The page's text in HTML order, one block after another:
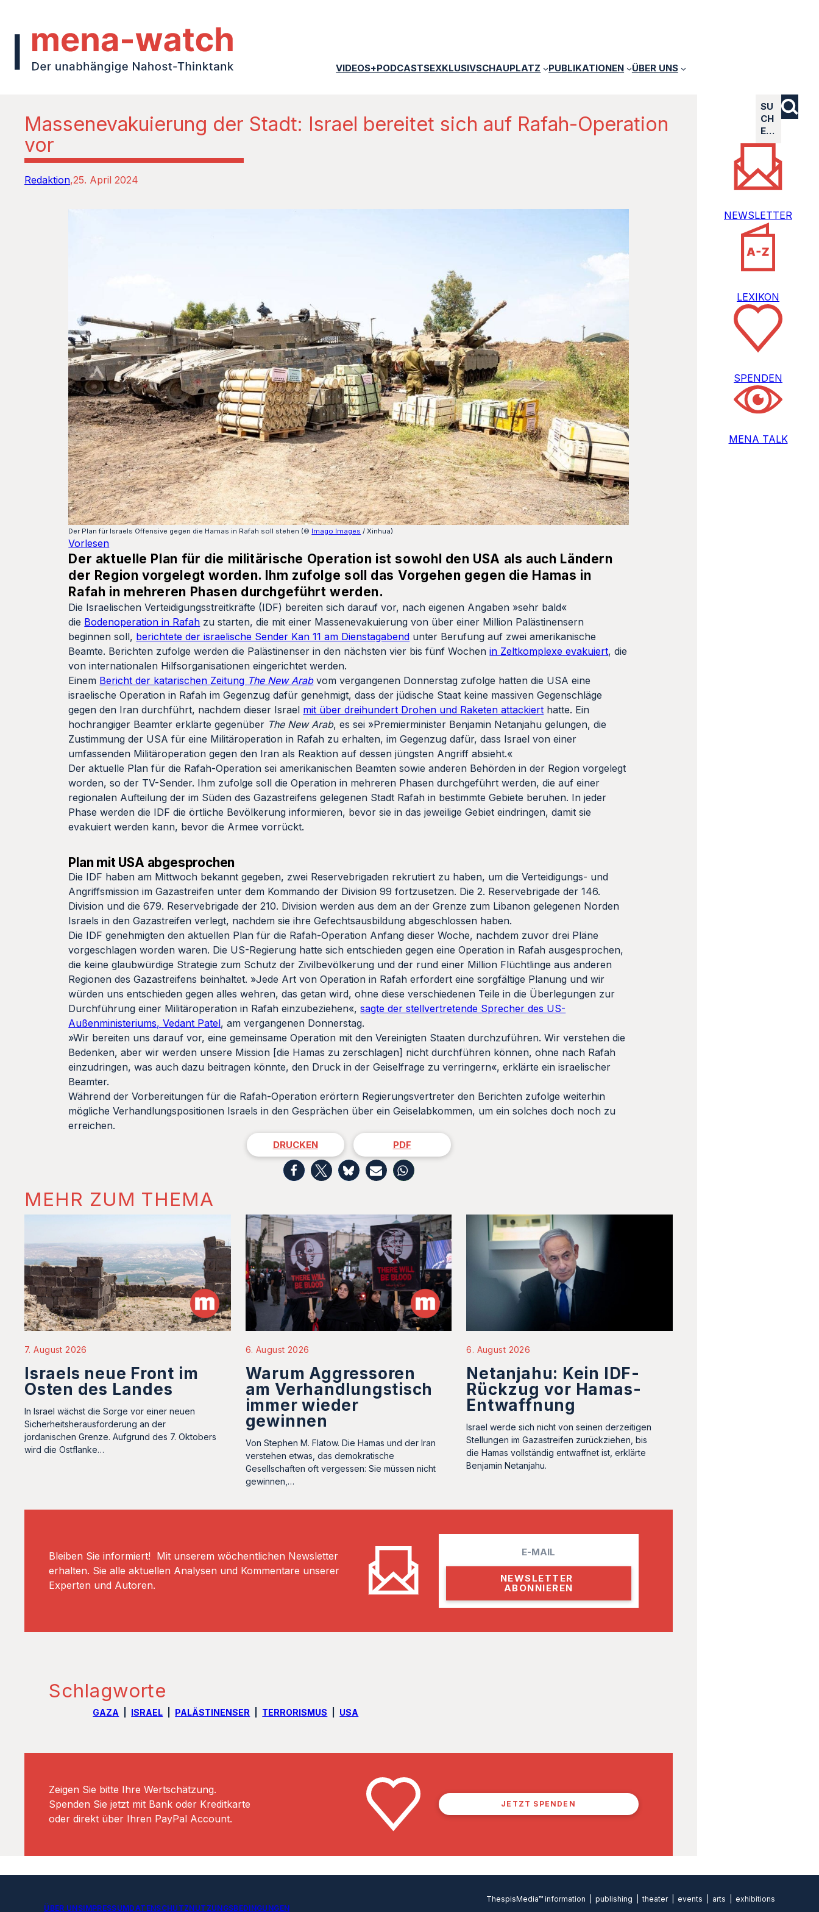
VIDEOS+PODCASTSEXKLUSIVSCHAUPLATZ PUBLIKATIONEN ÜBER UNS
Massenevakuierung der Stadt: Israel bereitet sich auf Rafah-Operation
vor
Redaktion 25. April 2024
Der Plan für Israels Offensive gegen die Hamas in Rafah soll stehen (© Imago Images / Xinhua)
Vorlesen
Der aktuelle Plan für die militärische Operation ist sowohl den USA als auch Ländern
der Region vorgelegt worden. Ihm zufolge soll das Vorgehen gegen die Hamas in
Rafah in mehreren Phasen durchgeführt werden.
Die Israelischen Verteidigungsstreitkräfte (IDF) bereiten sich darauf vor, nach eigenen Angaben »sehr bald«
die Bodenoperation in Rafah zu starten, die mit einer Massenevakuierung von über einer Million Palästinensern
beginnen soll, berichtete der israelische Sender Kan 11 am Dienstagabend unter Berufung auf zwei amerikanische
Beamte. Berichten zufolge werden die Palästinenser in den nächsten vier bis fünf Wochenin Zeltkomplexe evakuiert, die
von internationalen Hilfsorganisationen eingerichtet werden.
Einem Bericht der katarischen Zeitung The New Arabvom vergangenen Donnerstag zufolge hatten die USA eine
israelische Operation in Rafah im Gegenzug dafür genehmigt, dass der jüdische Staat keine massiven Gegenschläge
gegen den Iran durchführt, nachdem dieser Israel mit über dreihundert Drohen und Raketen attackiert hatte. Ein
hochrangiger Beamter erklärte gegenüber The New Arab, es sei »Premierminister Benjamin Netanjahu gelungen, die
Zustimmung der USA für eine Militäroperation in Rafah zu erhalten, im Gegenzug dafür, dass Israel von einer
umfassenden Militäroperation gegen den Iran als Reaktion auf dessen jüngsten Angriff absieht.«
Der aktuelle Plan für die Rafah-Operation sei amerikanischen Beamten sowie anderen Behörden in der Region vorgelegt
worden, so der TV-Sender. Ihm zufolge soll die Operation in mehreren Phasen durchgeführt werden, die auf einer
regionalen Aufteilung der im Süden des Gazastreifens gelegenen Stadt Rafah in bestimmte Gebiete beruhen. In jeder
Phase werden die IDF die örtliche Bevölkerung informieren, bevor sie in das jeweilige Gebiet eindringen, damit sie
evakuiert werden kann, bevor die Armee vorrückt.
Plan mit USA abgesprochen
Die IDF haben am Mittwoch bekannt gegeben, zwei Reservebrigaden rekrutiert zu haben, um die Verteidigungs- und
Angriffsmission im Gazastreifen unter dem Kommando der Division 99 fortzusetzen. Die 2. Reservebrigade der 146.
Division und die 679. Reservebrigade der 210. Division werden aus dem an der Grenze zum Libanon gelegenen Norden
Israels in den Gazastreifen verlegt, nachdem sie ihre Gefechtsausbildung abgeschlossen haben.
Die IDF genehmigten den aktuellen Plan für die Rafah-Operation Anfang dieser Woche, nachdem zuvor drei Pläne
vorgeschlagen worden waren. Die US-Regierung hatte sich entschieden gegen eine Operation in Rafah ausgesprochen,
die keine glaubwürdige Strategie zum Schutz der Zivilbevölkerung und der rund einer Million Flüchtlinge aus anderen
Regionen des Gazastreifens beinhaltet. »Jede Art von Operation in Rafah erfordert eine sorgfältige Planung und wir
würden uns entschieden gegen alles wehren, das getan wird, ohne diese verschiedenen Teile in die Überlegungen zur
Durchführung einer Militäroperation in Rafah einzubeziehen«,sagte der stellvertretende Sprecher des US-
Außenministeriums, Vedant Patel, am vergangenen Donnerstag.
»Wir bereiten uns darauf vor, eine gemeinsame Operation mit den Vereinigten Staaten durchzuführen. Wir verstehen die
Bedenken, aber wir werden unsere Mission [die Hamas zu zerschlagen] nicht durchführen können, ohne nach Rafah
einzudringen, was auch dazu beitragen könnte, den Druck in der Geiselfrage zu verringern«, erklärte ein israelischer
Beamter.
Während der Vorbereitungen für die Rafah-Operation erörtern Regierungsvertreter den Berichten zufolge weiterhin
mögliche Verhandlungspositionen Israels in den Gesprächen über ein Geiselabkommen, um ein solches doch noch zu
erreichen.
DRUCKEN PDF
MEHR ZUM THEMA
7. August 2026
Israels neue Front im
Osten des Landes
In Israel wächst die Sorge vor einer neuen
Sicherheitsherausforderung an der
jordanischen Grenze. Aufgrund des 7. Oktobers
wird die Ostflanke…
6. August 2026
Warum Aggressoren
am Verhandlungstisch
immer wieder
gewinnen
Von Stephen M. Flatow. Die Hamas und der Iran
verstehen etwas, das demokratische
Gesellschaften oft vergessen: Sie müssen nicht
gewinnen,…
6. August 2026
Netanjahu: Kein IDF-
Rückzug vor Hamas-
Entwaffnung
Israel werde sich nicht von seinen derzeitigen
Stellungen im Gazastreifen zurückziehen, bis
die Hamas vollständig entwaffnet ist, erklärte
Benjamin Netanjahu.
Bleiben Sie informiert! Mit unserem wöchentlichen Newsletter
erhalten. Sie alle aktuellen Analysen und Kommentare unserer
Experten und Autoren.
l
Schlagworte
GAZA ISRAEL PALÄSTINENSER TERRORISMUS USA
Zeigen Sie bitte Ihre Wertschätzung.
Spenden Sie jetzt mit Bank oder Kreditkarte
oder direkt über Ihren PayPal Account.
JETZT SPENDEN
SU
CH
E…
NEWSLETTER
LEXIKON
SPENDEN
MENA TALK
ÜBER UNSIMPRESSUMDATENSCHUTZNUTZUNGSBEDINGUNGEN
ThespisMedia™ information | publishing | theater | events | arts | exhibitions